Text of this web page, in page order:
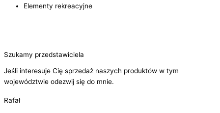
Elementy rekreacyjne
Szukamy przedstawiciela
Jeśli interesuje Cię sprzedaż naszych produktów w tym
województwie odezwij się do mnie.
Rafał